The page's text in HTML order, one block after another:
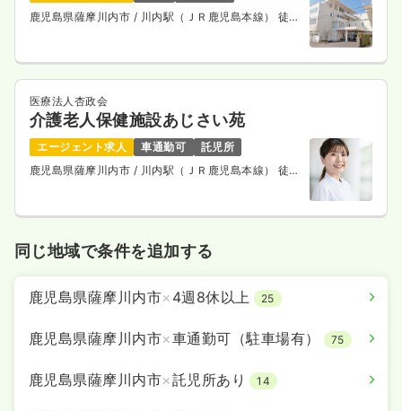
鹿児島県薩摩川内市 / 川内駅（ＪＲ鹿児島本線） 徒歩
医療法人杏政会
介護老人保健施設あじさい苑
エージェント求人 車通勤可
託児所
鹿児島県薩摩川内市 / 川内駅（ＪＲ鹿児島本線） 徒歩
同じ地域で条件を追加する
鹿児島県薩摩川内市× 4週8休以上 25
鹿児島県薩摩川内市×車通勤可（駐車場有） 75
鹿児島県薩摩川内市×託児所あり 14